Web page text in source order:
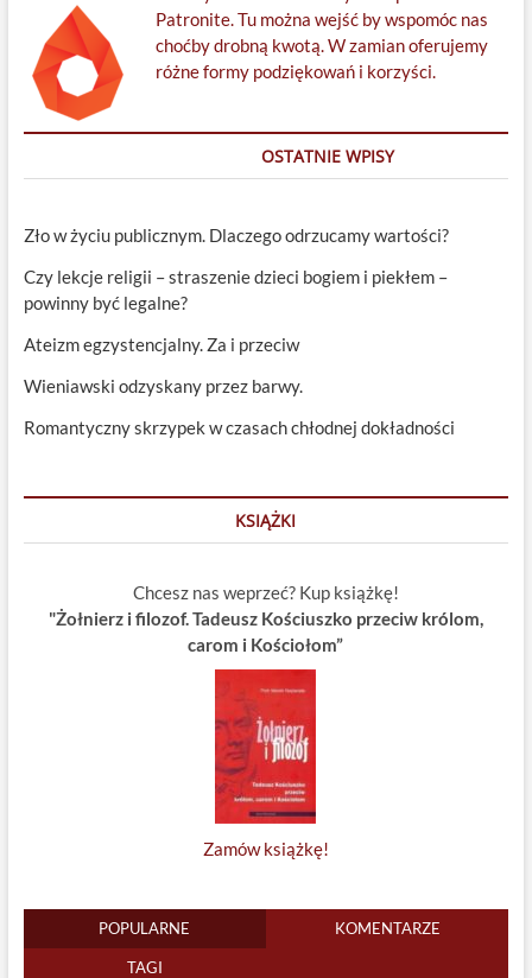
Patronite. Tu można wejść by wspomóc nas
choćby drobną kwotą. W zamian oferujemy
różne formy podziękowań i korzyści.
OSTATNIE WPISY
Zło w życiu publicznym. Dlaczego odrzucamy wartości?
Czy lekcje religii – straszenie dzieci bogiem i piekłem –
powinny być legalne?
Ateizm egzystencjalny. Za i przeciw
Wieniawski odzyskany przez barwy.
Romantyczny skrzypek w czasach chłodnej dokładności
KSIĄŻKI
Chcesz nas weprzeć? Kup książkę!
"Żołnierz i filozof. Tadeusz Kościuszko przeciw królom,
carom i Kościołom”
Zamów książkę!
POPULARNE KOMENTARZE
TAGI